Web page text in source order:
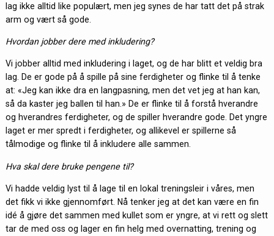
lag ikke alltid like populært, men jeg synes de har tatt det på strak
arm og vært så gode.
Hvordan jobber dere med inkludering?
Vi jobber alltid med inkludering i laget, og de har blitt et veldig bra
lag. De er gode på å spille på sine ferdigheter og flinke til å tenke
at: «Jeg kan ikke dra en langpasning, men det vet jeg at han kan,
så da kaster jeg ballen til han.» De er flinke til å forstå hverandre
og hverandres ferdigheter, og de spiller hverandre gode. Det yngre
laget er mer spredt i ferdigheter, og allikevel er spillerne så
tålmodige og flinke til å inkludere alle sammen.
Hva skal dere bruke pengene til?
Vi hadde veldig lyst til å lage til en lokal treningsleir i våres, men
det fikk vi ikke gjennomført. Nå tenker jeg at det kan være en fin
idé å gjøre det sammen med kullet som er yngre, at vi rett og slett
tar de med oss og lager en fin helg med overnatting, trening og